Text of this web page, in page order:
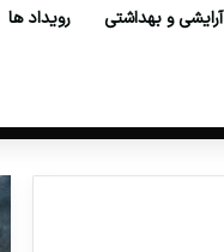
آرایشی و بهداشتی رویداد ها